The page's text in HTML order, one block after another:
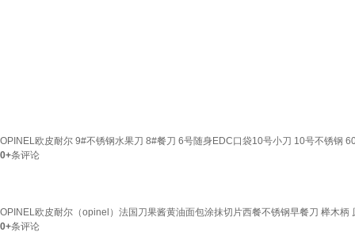
OPINEL欧皮耐尔 9#不锈钢水果刀 8#餐刀 6号随身EDC口袋10号小刀 10号不锈钢
0+条评论
OPINEL欧皮耐尔（opinel）法国刀果酱黄油面包涂抹切片西餐不锈钢早餐刀 榉木柄
0+条评论